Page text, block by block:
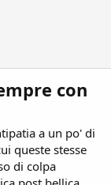
con
a un po' di
queste stesse
di colpa